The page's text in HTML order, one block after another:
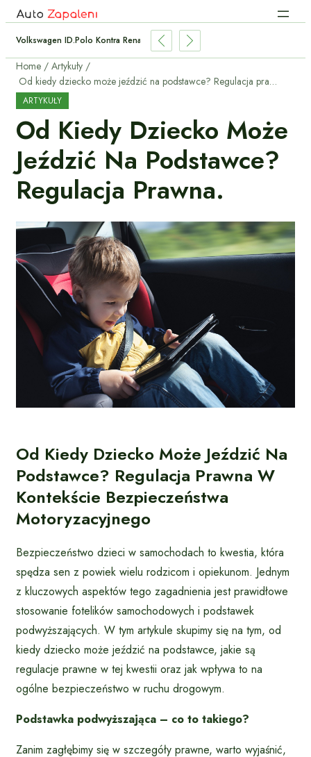
Volkswagen ID.Polo Kontra Renault Twingo Electric — Porównanie Tanich
Home
Artykuły
Od kiedy dziecko może jeździć na podstawce? Regulacja prawna.
ARTYKUŁY
Od Kiedy Dziecko Może
Jeździć Na Podstawce?
Regulacja Prawna.
Od Kiedy Dziecko Może Jeździć Na
Podstawce? Regulacja Prawna W
Kontekście Bezpieczeństwa
Motoryzacyjnego
Bezpieczeństwo dzieci w samochodach to kwestia, która
spędza sen z powiek wielu rodzicom i opiekunom. Jednym
z kluczowych aspektów tego zagadnienia jest prawidłowe
stosowanie fotelików samochodowych i podstawek
podwyższających. W tym artykule skupimy się na tym, od
kiedy dziecko może jeździć na podstawce, jakie są
regulacje prawne w tej kwestii oraz jak wpływa to na
ogólne bezpieczeństwo w ruchu drogowym.
Podstawka podwyższająca – co to takiego?
Zanim zagłębimy się w szczegóły prawne, warto wyjaśnić,